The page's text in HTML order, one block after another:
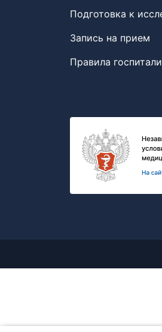
Подготовка к
Запись на прием
Правила